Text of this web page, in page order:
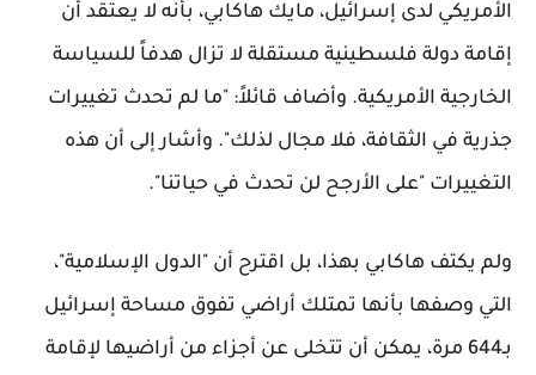
الأمريكي لدى إسرائيل، مايك هاكابي، بأنه لا يعتقد أن
إقامة دولة فلسطينية مستقلة لا تزال هدفاً للسياسة
الخارجية الأمريكية. وأضاف قائلاً: "ما لم تحدث تغييرات
جذرية في الثقافة، فلا مجال لذلك". وأشار إلى أن هذه
التغييرات "على الأرجح لن تحدث في حياتنا".
ولم يكتف هاكابي بهذا، بل اقترح أن "الدول الإسلامية"،
التي وصفها بأنها تمتلك أراضي تفوق مساحة إسرائيل
بـ644 مرة، يمكن أن تتخلى عن أجزاء من أراضيها لإقامة